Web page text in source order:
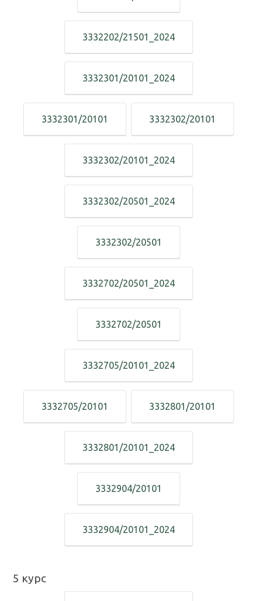
3332202/21501_2024
3332301/20101_2024
3332301/20101 3332302/20101
3332302/20101_2024
3332302/20501_2024
3332302/20501
3332702/20501_2024
3332702/20501
3332705/20101_2024
3332705/20101 3332801/20101
3332801/20101_2024
3332904/20101
3332904/20101_2024
5 курс